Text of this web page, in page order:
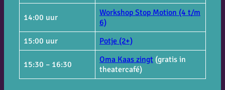
14:00 uur
Workshop Stop Motion (4 t/m
6)
15:00 uur
Potje (2+)
15:30 – 16:30 Oma Kaas zingt (gratis in
theatercafé)